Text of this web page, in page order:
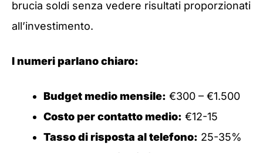
brucia soldi senza vedere risultati proporzionati
all’investimento.
I numeri parlano chiaro:
Budget medio mensile: €300 – €1.500
Costo per contatto medio: €12-15
Tasso di risposta al telefono: 25-35%